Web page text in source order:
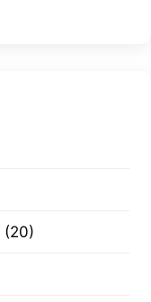
(20)